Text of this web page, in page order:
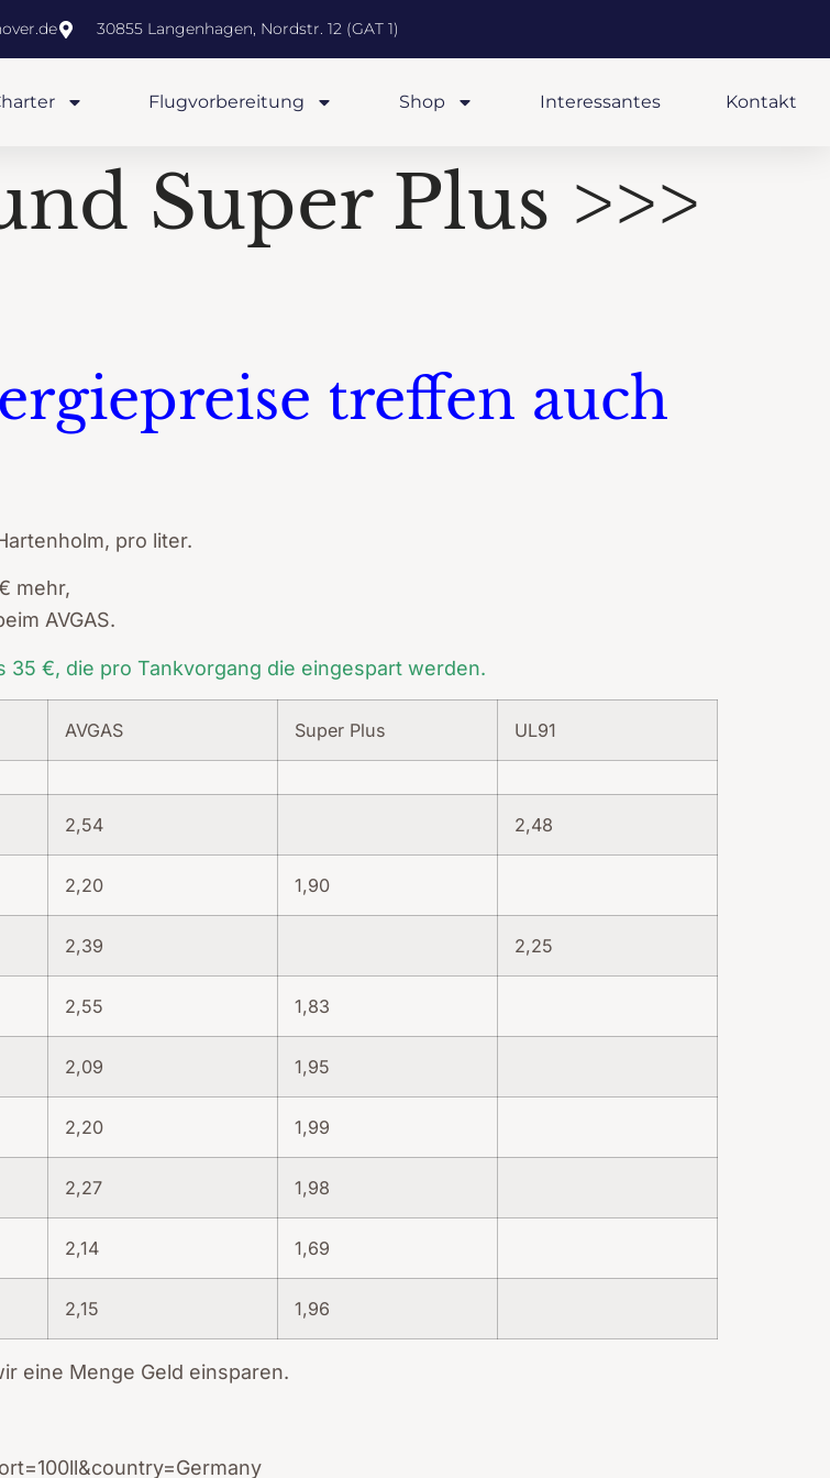
30855 Langenhagen, Nordstr. 12 (GAT 1)
Flugvorbereitung Shop Interessantes Kontakt
Super Plus >>>
treffen auch
pro liter.
mehr,
AVGAS.
€, die pro Tankvorgang die eingespart werden.
AVGAS Super Plus UL91
2,54 2,48
2,20 1,90
2,39 2,25
2,55 1,83
2,09 1,95
2,20 1,99
2,27 1,98
2,14 1,69
2,15 1,96
eine Menge Geld einsparen.